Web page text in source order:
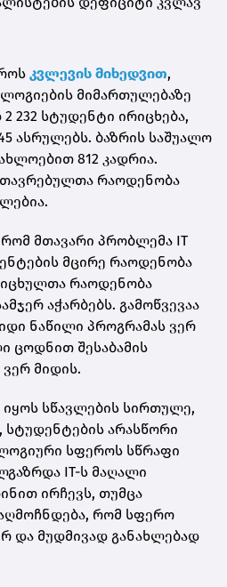
კვლევის მიხედვით,
მიმართულებაზე
232 სტუდენტი ირიცხება,
ასრულებს. ბაზრის საშუალო
812 კადრია.
რაოდენობა
რომ მთავარი პრობლემა IT
მცირე რაოდენობა
რაოდენობა
აჭარბებს. გამოწვევაა
ნაწილი პროგრამას ვერ
ცოდნით შესაბამის
მიდის.
იყოს სწავლების სირთულე,
სტუდენტების არასწორი
სფეროს სწრაფი
IT-ს მაღალი
ირჩევს, თუმცა
რომ სფერო
და მუდმივად განახლებად